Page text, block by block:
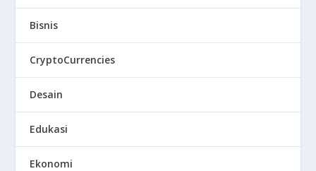
Bisnis
CryptoCurrencies
Desain
Edukasi
Ekonomi